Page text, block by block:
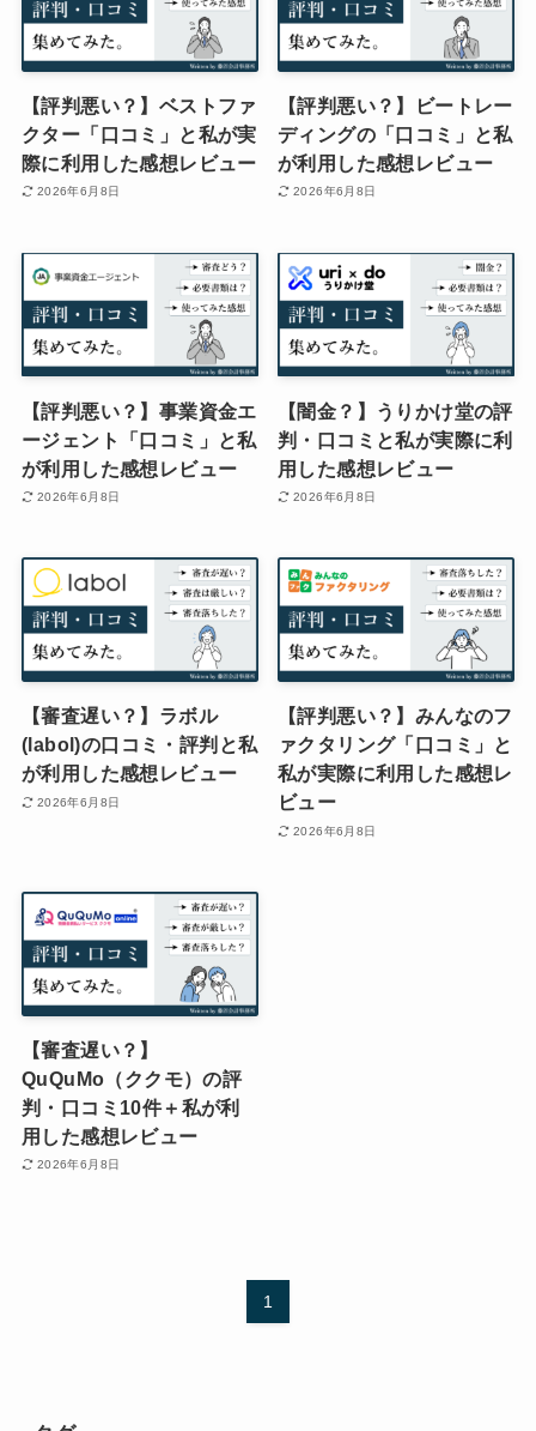
【評判悪い？】ベストファ
クター「口コミ」と私が実
際に利用した感想レビュー
2026年6月8日
【評判悪い？】ビートレー
ディングの「口コミ」と私
が利用した感想レビュー
2026年6月8日
【評判悪い？】事業資金エ
ージェント「口コミ」と私
が利用した感想レビュー
2026年6月8日
【闇金？】うりかけ堂の評
判・口コミと私が実際に利
用した感想レビュー
2026年6月8日
【審査遅い？】ラボル
(labol)の口コミ・評判と私
が利用した感想レビュー
2026年6月8日
【評判悪い？】みんなのフ
ァクタリング「口コミ」と
私が実際に利用した感想レ
ビュー
2026年6月8日
【審査遅い？】
QuQuMo（ククモ）の評
判・口コミ10件＋私が利
用した感想レビュー
2026年6月8日
1